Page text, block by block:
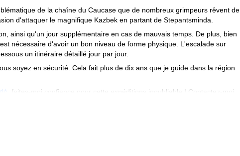
de la chaîne du Caucase que de nombreux grimpeurs rêvent de
d'attaquer le magnifique Kazbek en partant de Stepantsminda.
ainsi qu'un jour supplémentaire en cas de mauvais temps. De plus, bien
nécessaire d'avoir un bon niveau de forme physique. L'escalade sur
un itinéraire détaillé jour par jour.
soyez en sécurité. Cela fait plus de dix ans que je guide dans la région
, faites-moi confiance pour cette expéditions inoubliable ! Contactez-moi
être maintenus ; si moins de personnes s'inscrivent, le voyage pourrait